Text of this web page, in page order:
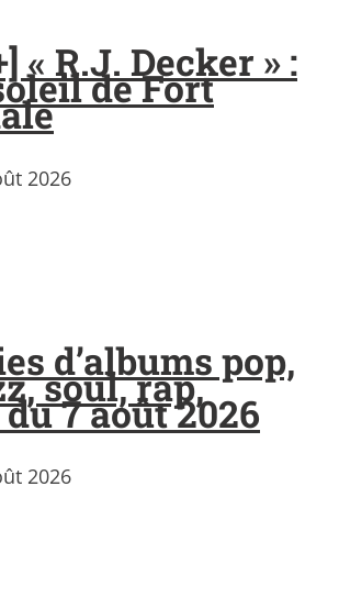
« R.J. Decker » :
de Fort
2026
d’albums pop,
soul, rap,
7 août 2026
2026